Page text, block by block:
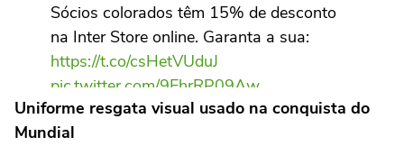
Sócios colorados têm 15% de desconto
na Inter Store online. Garanta a sua:
https://t.co/csHetVUduJ
pic.twitter.com/9EhrRP09Aw
— Sport Club Internacional
Uniforme resgata visual usado na conquista do
Mundial